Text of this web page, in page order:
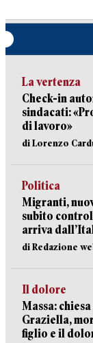
La vertenza
Check-in
sindacati:
di lavoro»
di Lorenzo
Politica
Migranti,
subito
arriva
di Redazione
Il dolore
Massa:
Graziella,
figlio e il